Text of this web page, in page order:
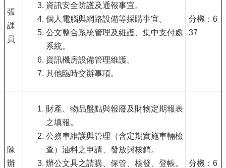
張
課
員
資訊安全防護及通報事宜。
個人電腦與網路設備等採購事宜。
公文整合系統管理及維護、集中支付處
系統。
資訊機房設備管理維護。
其他臨時交辦事項。
分機：6
37
陳
辦
財產、物品盤點與報廢及財物定期報表
之填報。
公務車維護與管理（含定期實施車輛檢
查）油料之申請、發放與核銷。
辦公文具之請購、保管、核發、登帳。
分機：6